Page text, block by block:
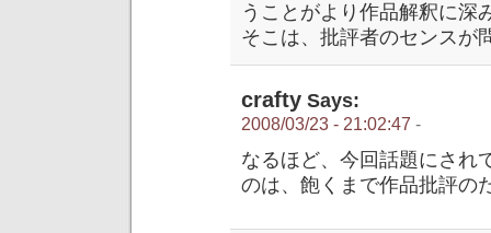
うことがより作品解釈に深
そこは、批評者のセンスが
crafty Says:
2008/03/23 - 21:02:47 -
なるほど、今回話題にされ
のは、飽くまで作品批評の